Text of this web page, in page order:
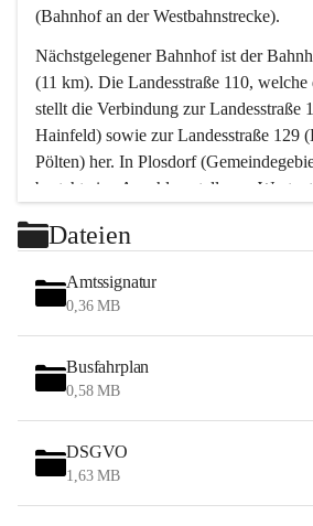
(Bahnhof an der Westbahnstrecke).
Nächstgelegener Bahnhof ist der
(11 km). Die Landesstraße 110,
stellt die Verbindung zur Landesstraße
Hainfeld) sowie zur Landesstraße 129
Pölten) her. In Plosdorf
besteht eine Anschlussstelle zur
Wien erreicht man in ca. 45 Minuten.
Stössing zählt noch zum
zum Naherholungsraum St. Pölten.
„ihre Wiener“. Seit 1960 bauten viele
Wochenendhäuser im Gemeindegebiet.
waldreichen Jagdgebietes haben viele
Das Wandern ist aus touristischer Sicht
Tätigkeit. Das hügelige Gebiet mit
Wiesen, Wälder und Obstkulturen lädt
Dateien
Amtssignatur
0,36 MB
Busfahrplan
0,58 MB
DSGVO
1,63 MB